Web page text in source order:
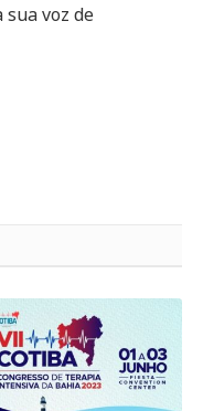
sua voz de